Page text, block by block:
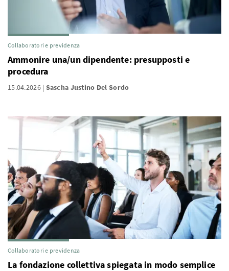
Collaboratori e previdenza
Ammonire una/un dipendente: presupposti e
procedura
15.04.2026 Sascha Justino Del Sordo
Collaboratori e previdenza
La fondazione collettiva spiegata in modo semplice